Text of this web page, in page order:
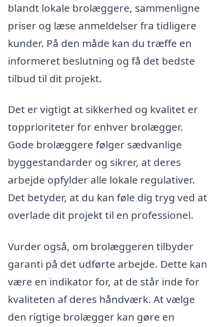
blandt lokale brolæggere, sammenligne
priser og læse anmeldelser fra tidligere
kunder. På den måde kan du træffe en
informeret beslutning og få det bedste
tilbud til dit projekt.
Det er vigtigt at sikkerhed og kvalitet er
topprioriteter for enhver brolægger.
Gode brolæggere følger sædvanlige
byggestandarder og sikrer, at deres
arbejde opfylder alle lokale regulativer.
Det betyder, at du kan føle dig tryg ved at
overlade dit projekt til en professionel.
Vurder også, om brolæggeren tilbyder
garanti på det udførte arbejde. Dette kan
være en indikator for, at de står inde for
kvaliteten af deres håndværk. At vælge
den rigtige brolægger kan gøre en